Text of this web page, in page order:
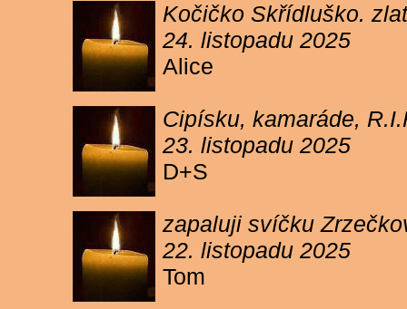
Kočičko Skřídluško.
24. listopadu 2025
Alice
Cipísku, kamaráde,
23. listopadu 2025
D+S
zapaluji svíčku
22. listopadu 2025
Tom